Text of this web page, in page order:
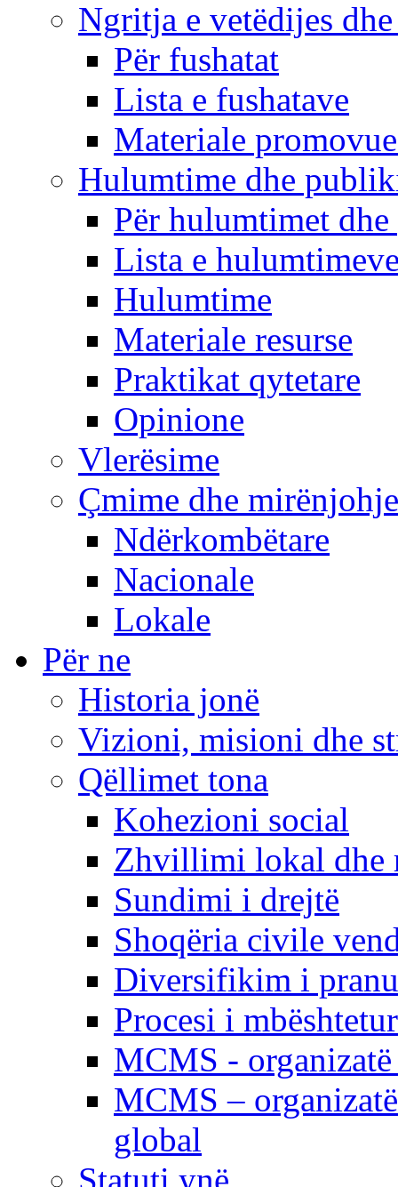
Ngritja e vetëdijes
Për fushatat
Lista e fushatave
Materiale
Hulumtime dhe
Për hulumtimet
Lista e
Hulumtime
Materiale resurse
Praktikat qytetare
Opinione
Vlerësime
Çmime dhe mirënjohje
Ndërkombëtare
Nacionale
Lokale
Për ne
Historia jonë
Vizioni, misioni dhe
Qëllimet tona
Kohezioni social
Zhvillimi lokal dhe
Sundimi i drejtë
Shoqëria civile
Diversifikim i
Procesi i
MCMS -
MCMS –
global
Statuti ynë